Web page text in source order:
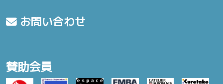
お問い合わせ
賛助会員